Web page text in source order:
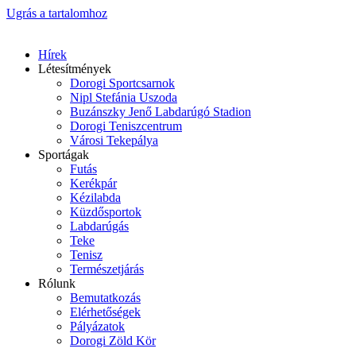
Ugrás a tartalomhoz
Hírek
Létesítmények
Dorogi Sportcsarnok
Nipl Stefánia Uszoda
Buzánszky Jenő Labdarúgó Stadion
Dorogi Teniszcentrum
Városi Tekepálya
Sportágak
Futás
Kerékpár
Kézilabda
Küzdősportok
Labdarúgás
Teke
Tenisz
Természetjárás
Rólunk
Bemutatkozás
Elérhetőségek
Pályázatok
Dorogi Zöld Kör